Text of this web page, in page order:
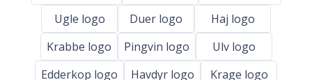
Ugle logo
Duer logo
Haj logo
Krabbe logo
Pingvin logo
Ulv logo
Edderkop logo
Havdyr logo
Krage logo